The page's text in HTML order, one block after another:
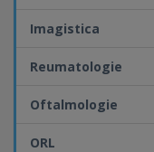
Imagistica
Reumatologie
Oftalmologie
ORL